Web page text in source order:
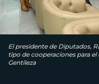
El presidente de Diputados,
tipo de cooperaciones para
Gentileza